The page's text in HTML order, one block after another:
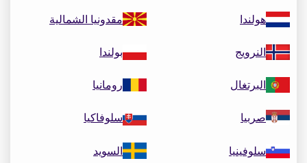
هولندا مقدونيا الشمالية
النرويج بولندا
البرتغال رومانيا
صربيا سلوفاكيا
سلوفينيا السويد